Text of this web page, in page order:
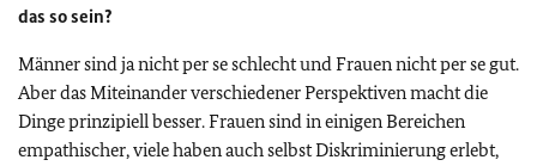
das so sein?
Männer sind ja nicht per se schlecht und Frauen nicht per se gut.
Aber das Miteinander verschiedener Perspektiven macht die
Dinge prinzipiell besser. Frauen sind in einigen Bereichen
empathischer, viele haben auch selbst Diskriminierung erlebt,